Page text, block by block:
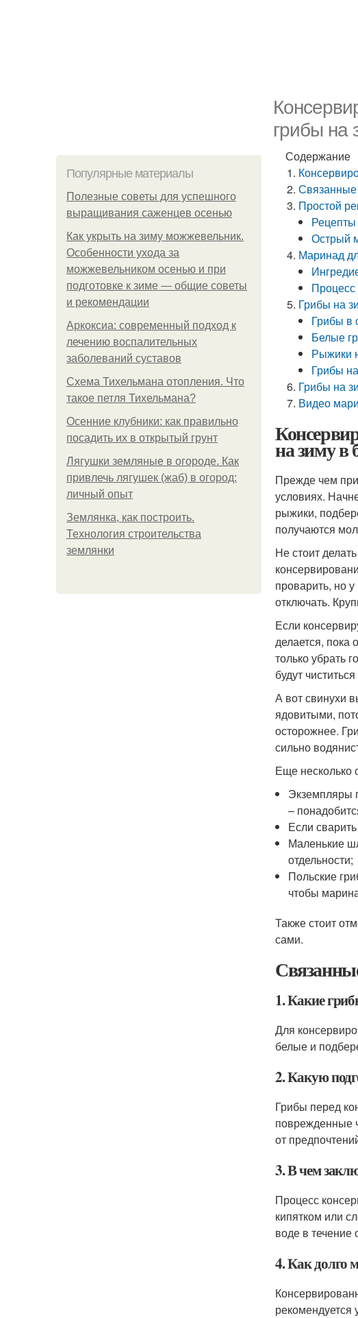
грибы на
Популярные материалы
Полезные советы для успешного
выращивания саженцев осенью
Как укрыть на зиму можжевельник.
Особенности ухода за
можжевельником осенью и при
подготовке к зиме — общие советы
и рекомендации
Аркоксиа: современный подход к
лечению воспалительных
заболеваний суставов
Схема Тихельмана отопления. Что
такое петля Тихельмана?
Осенние клубники: как правильно
посадить их в открытый грунт
Лягушки земляные в огороде. Как
привлечь лягушек (жаб) в огород:
личный опыт
Землянка, как построить.
Технология строительства
землянки
Содержание
Простой
Острый
Маринад
Процесс
Грибы на
Грибы в
Белые
Рыжики
Грибы
Грибы на
Видео
на зиму в
Прежде чем
условиях.
рыжики,
получаются
Не стоит
проварить, но
отключать.
Если
делается, пока
только убрать
будут
А вот свинухи
ядовитыми,
осторожнее.
сильно
Еще несколько
Экземпляры
–
Если
Маленькие
отдельности;
Польские
чтобы
Также стоит
сами.
1. Какие
Для
белые и
2. Какую
Грибы перед
поврежденные
от
3. В чем
Процесс
кипятком или
воде в
4. Как долго
рекомендуется